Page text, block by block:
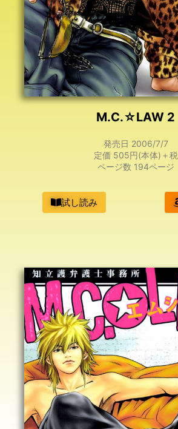
M.C.☆LAW 2
発売日 2006/7/7
定価 505円(本体)＋税
ページ数 194ページ
試し読み